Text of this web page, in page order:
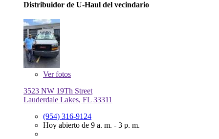
Distribuidor de U-Haul del vecindario
Verfotos
3523 NW 19Th Street
Lauderdale Lakes, FL 33311
(954) 316-9124
Hoy abierto de 9 a. m. - 3 p. m.